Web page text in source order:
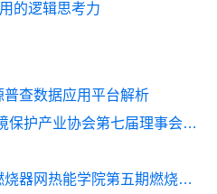
的逻辑思考力
查数据应用平台解析
泷涛环境当选“北京市环境保护产业协会第七届理事会副会长单位”
泷涛环境受邀参加中国燃烧器网热能学院第五期燃烧器研讨会